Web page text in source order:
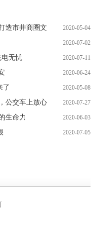
造市井商圈文 2020-05-04
2020-07-02
无忧 2020-07-11
2020-06-24
了 2020-05-08
公交车上放心 2020-07-27
生命力 2020-06-03
2020-07-05